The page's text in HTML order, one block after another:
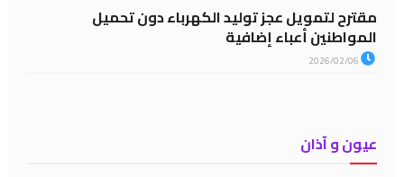
مقترح لتمويل عجز توليد الكهرباء دون تحميل
المواطنين أعباء إضافية
عيون و آذان